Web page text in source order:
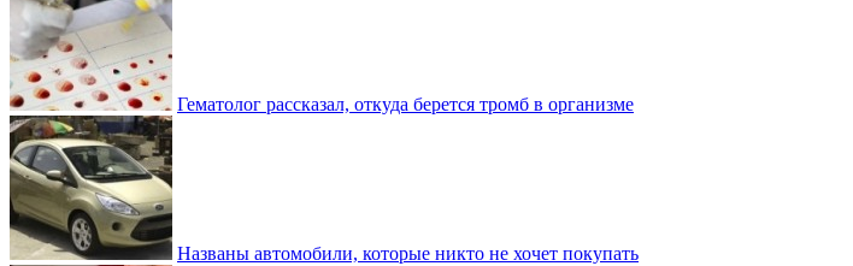
Гематолог рассказал, откуда берется тромб в организме
Названы автомобили, которые никто не хочет покупать